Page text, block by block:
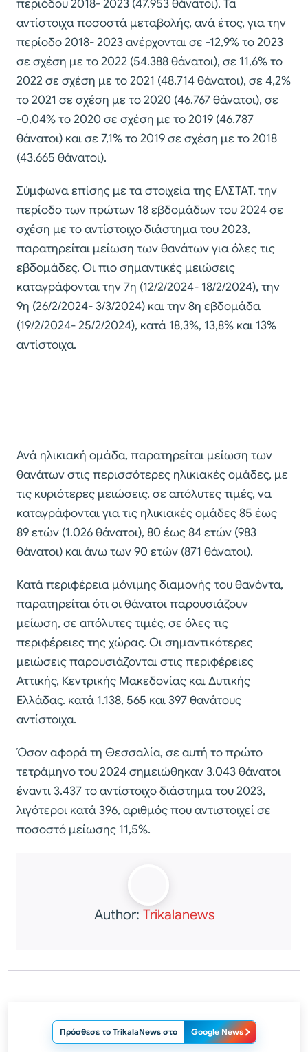
περιόδου 2018- 2023 (47.953 θάνατοι). Τα
αντίστοιχα ποσοστά μεταβολής, ανά έτος, για την
περίοδο 2018- 2023 ανέρχονται σε -12,9% το 2023
σε σχέση με το 2022 (54.388 θάνατοι), σε 11,6% το
2022 σε σχέση με το 2021 (48.714 θάνατοι), σε 4,2%
το 2021 σε σχέση με το 2020 (46.767 θάνατοι), σε
-0,04% το 2020 σε σχέση με το 2019 (46.787
θάνατοι) και σε 7,1% το 2019 σε σχέση με το 2018
(43.665 θάνατοι).
Σύμφωνα επίσης με τα στοιχεία της ΕΛΣΤΑΤ, την
περίοδο των πρώτων 18 εβδομάδων του 2024 σε
σχέση με το αντίστοιχο διάστημα του 2023,
παρατηρείται μείωση των θανάτων για όλες τις
εβδομάδες. Οι πιο σημαντικές μειώσεις
καταγράφονται την 7η (12/2/2024- 18/2/2024), την
9η (26/2/2024- 3/3/2024) και την 8η εβδομάδα
(19/2/2024- 25/2/2024), κατά 18,3%, 13,8% και 13%
αντίστοιχα.
Ανά ηλικιακή ομάδα, παρατηρείται μείωση των
θανάτων στις περισσότερες ηλικιακές ομάδες, με
τις κυριότερες μειώσεις, σε απόλυτες τιμές, να
καταγράφονται για τις ηλικιακές ομάδες 85 έως
89 ετών (1.026 θάνατοι), 80 έως 84 ετών (983
θάνατοι) και άνω των 90 ετών (871 θάνατοι).
Κατά περιφέρεια μόνιμης διαμονής του θανόντα,
παρατηρείται ότι οι θάνατοι παρουσιάζουν
μείωση, σε απόλυτες τιμές, σε όλες τις
περιφέρειες της χώρας. Οι σημαντικότερες
μειώσεις παρουσιάζονται στις περιφέρειες
Αττικής, Κεντρικής Μακεδονίας και Δυτικής
Ελλάδας. κατά 1.138, 565 και 397 θανάτους
αντίστοιχα.
Όσον αφορά τη Θεσσαλία, σε αυτή το πρώτο
τετράμηνο του 2024 σημειώθηκαν 3.043 θάνατοι
έναντι 3.437 το αντίστοιχο διάστημα του 2023,
λιγότεροι κατά 396, αριθμός που αντιστοιχεί σε
ποσοστό μείωσης 11,5%.
Author: Trikalanews
Πρόσθεσε το TrikalaNews στο Google News